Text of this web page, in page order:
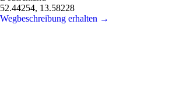
52.44254, 13.58228
Wegbeschreibung erhalten →